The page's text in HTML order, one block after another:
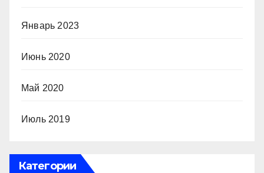
Январь 2023
Июнь 2020
Май 2020
Июль 2019
Категории